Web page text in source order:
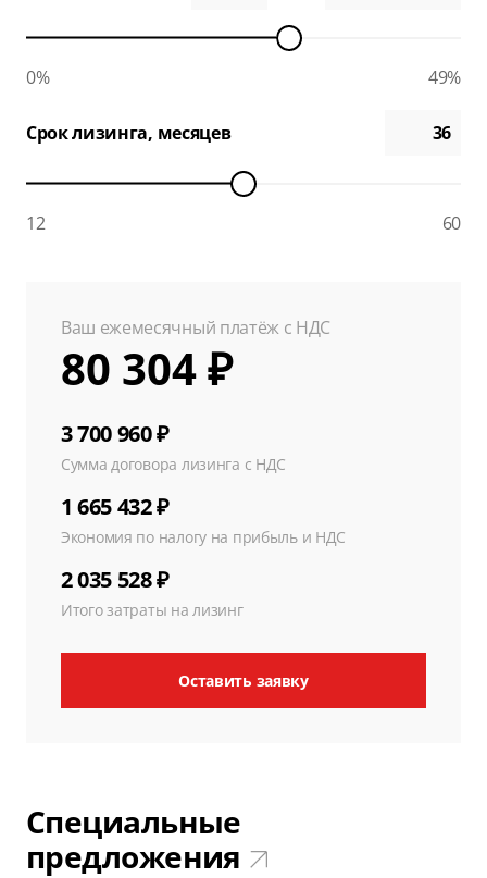
0% 49%
Срок лизинга, месяцев
12 60
Ваш ежемесячный платёж с НДС
80 304 ₽
3 700 960 ₽
Сумма договора лизинга с НДС
1 665 432 ₽
Экономия по налогу на прибыль и НДС
2 035 528 ₽
Итого затраты на лизинг
Оставить заявку
Специальные
предложения